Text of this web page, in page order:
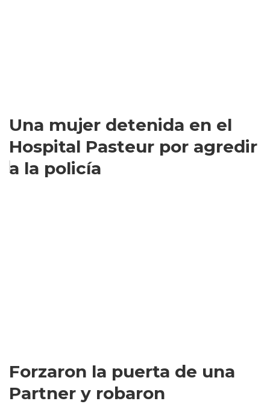
Una mujer detenida en el
Hospital Pasteur por agredir
a la policía
Forzaron la puerta de una
Partner y robaron